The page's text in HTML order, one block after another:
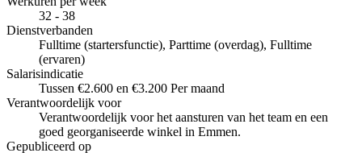
32 - 38
Dienstverbanden
Fulltime (startersfunctie), Parttime (overdag), Fulltime
(ervaren)
Salarisindicatie
Tussen €2.600 en €3.200 Per maand
Verantwoordelijk voor
Verantwoordelijk voor het aansturen van het team en een
goed georganiseerde winkel in Emmen.
Gepubliceerd op